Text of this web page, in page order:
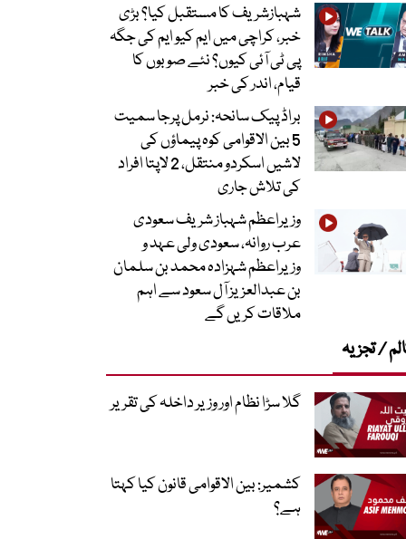
شہبازشریف کا مستقبل کیا؟ بڑی
خبر، کراچی میں ایم کیو ایم کی جگہ
پی ٹی آئی کیوں؟ نئے صوبوں کا
قیام، اندر کی خبر
براڈ پیک سانحہ: نرمل پرجا سمیت
5 بین الاقوامی کوہ پیماؤں کی
لاشیں اسکردو منتقل، 2 لاپتا افراد
کی تلاش جاری
وزیراعظم شہباز شریف سعودی
عرب روانہ، سعودی ولی عہد و
وزیراعظم شہزادہ محمد بن سلمان
بن عبدالعزیز آل سعود سے اہم
ملاقات کریں گے
/ تجزیہ
گلا سڑا نظام اور وزیر داخلہ کی تقریر
کشمیر: بین الاقوامی قانون کیا کہتا
ہے؟